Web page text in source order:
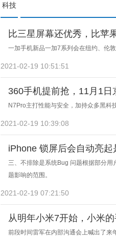
科技
比三星屏幕还优秀，比苹
一加手机新品一加7系列会在纽约、伦
2021-02-19 10:51:51
360手机提前抢，11月1
N7Pro主打性能与安全，加持众多黑科
2021-02-19 10:39:08
iPhone 锁屏后会自动亮起
三、不排除是系统Bug 问题根据部分用
题影响的范围。
2021-02-19 07:21:50
从明年小米7开始，小米
前段时间雷军在内部沟通会上喊出了来